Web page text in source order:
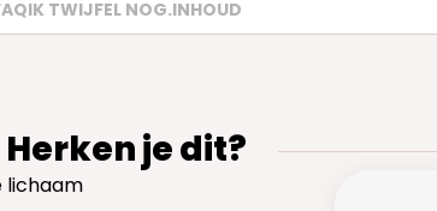
IK TWIJFEL NOG.INHOUD
Herken je dit?
lichaam